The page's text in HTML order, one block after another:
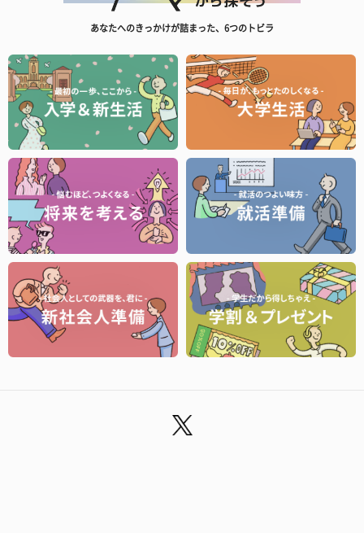
あなたへのきっかけが詰まった、6つのトビラ